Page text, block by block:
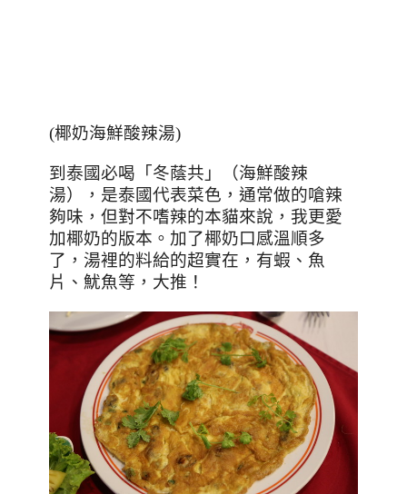
(椰奶海鮮酸辣湯)
到泰國必喝「冬蔭共」（海鮮酸辣
湯），是泰國代表菜色，通常做的嗆辣
夠味，但對不嗜辣的本貓來說，我更愛
加椰奶的版本。加了椰奶口感溫順多
了，湯裡的料給的超實在，有蝦、魚
片、魷魚等，大推！